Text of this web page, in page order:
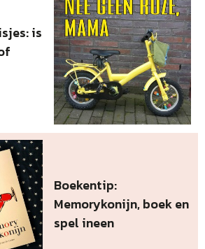
is
Boekentip:
Memorykonijn, boek en
spel ineen